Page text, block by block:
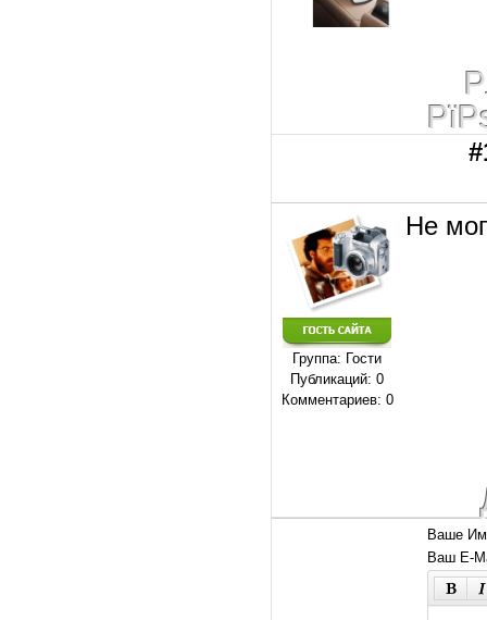
Группа: Гости
Публикаций: 0
Комментариев: 0
Не
Ваше
Ваш E-